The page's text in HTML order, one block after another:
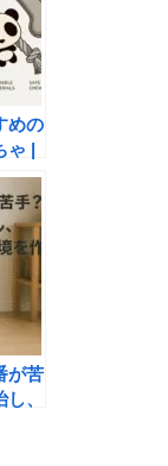
めの
|
商品
が苦
、